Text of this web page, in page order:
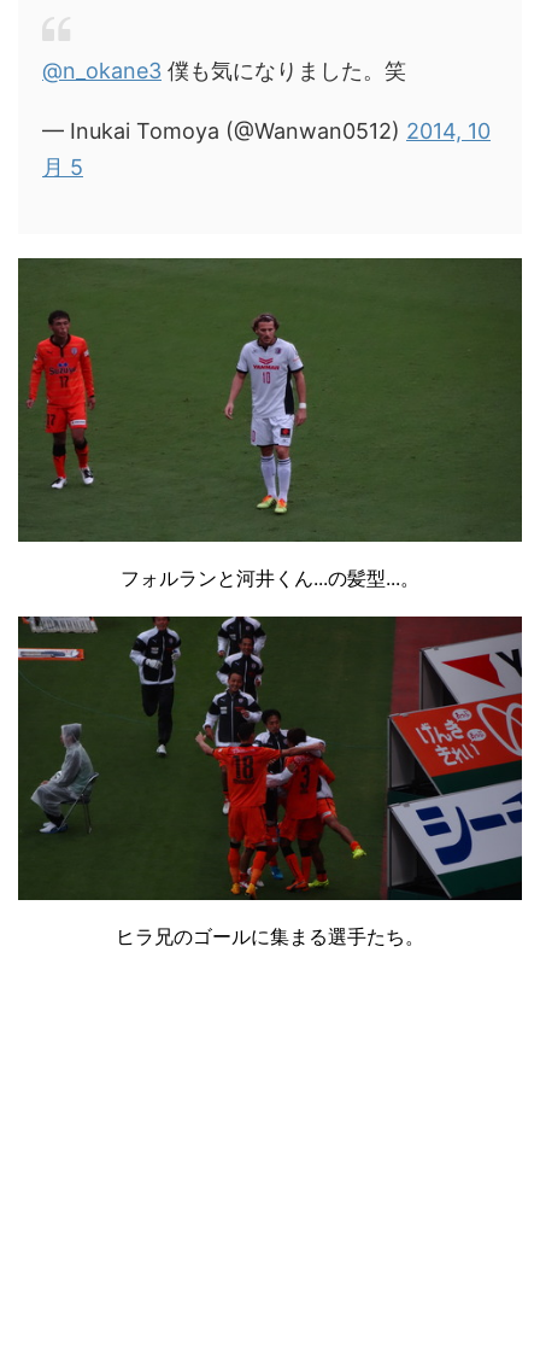
@n_okane3 僕も気になりました。笑
— Inukai Tomoya (@Wanwan0512) 2014, 10
月 5
フォルランと河井くん...の髪型...。
ヒラ兄のゴールに集まる選手たち。